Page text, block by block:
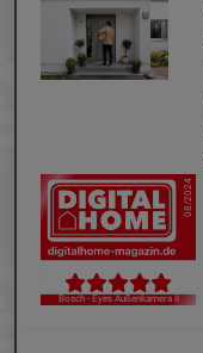
08/2024
Bosch - Eyes Außenkamera II